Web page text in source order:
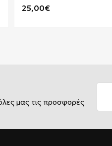
25,00€
μας τις προσφορές